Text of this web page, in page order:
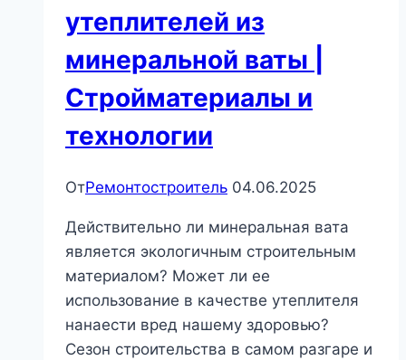
утеплителей из
минеральной ваты |
Стройматериалы и
технологии
ОтРемонтостроитель 04.06.2025
Действительно ли минеральная вата
является экологичным строительным
материалом? Может ли ее
использование в качестве утеплителя
нанаести вред нашему здоровью?
Сезон строительства в самом разгаре и